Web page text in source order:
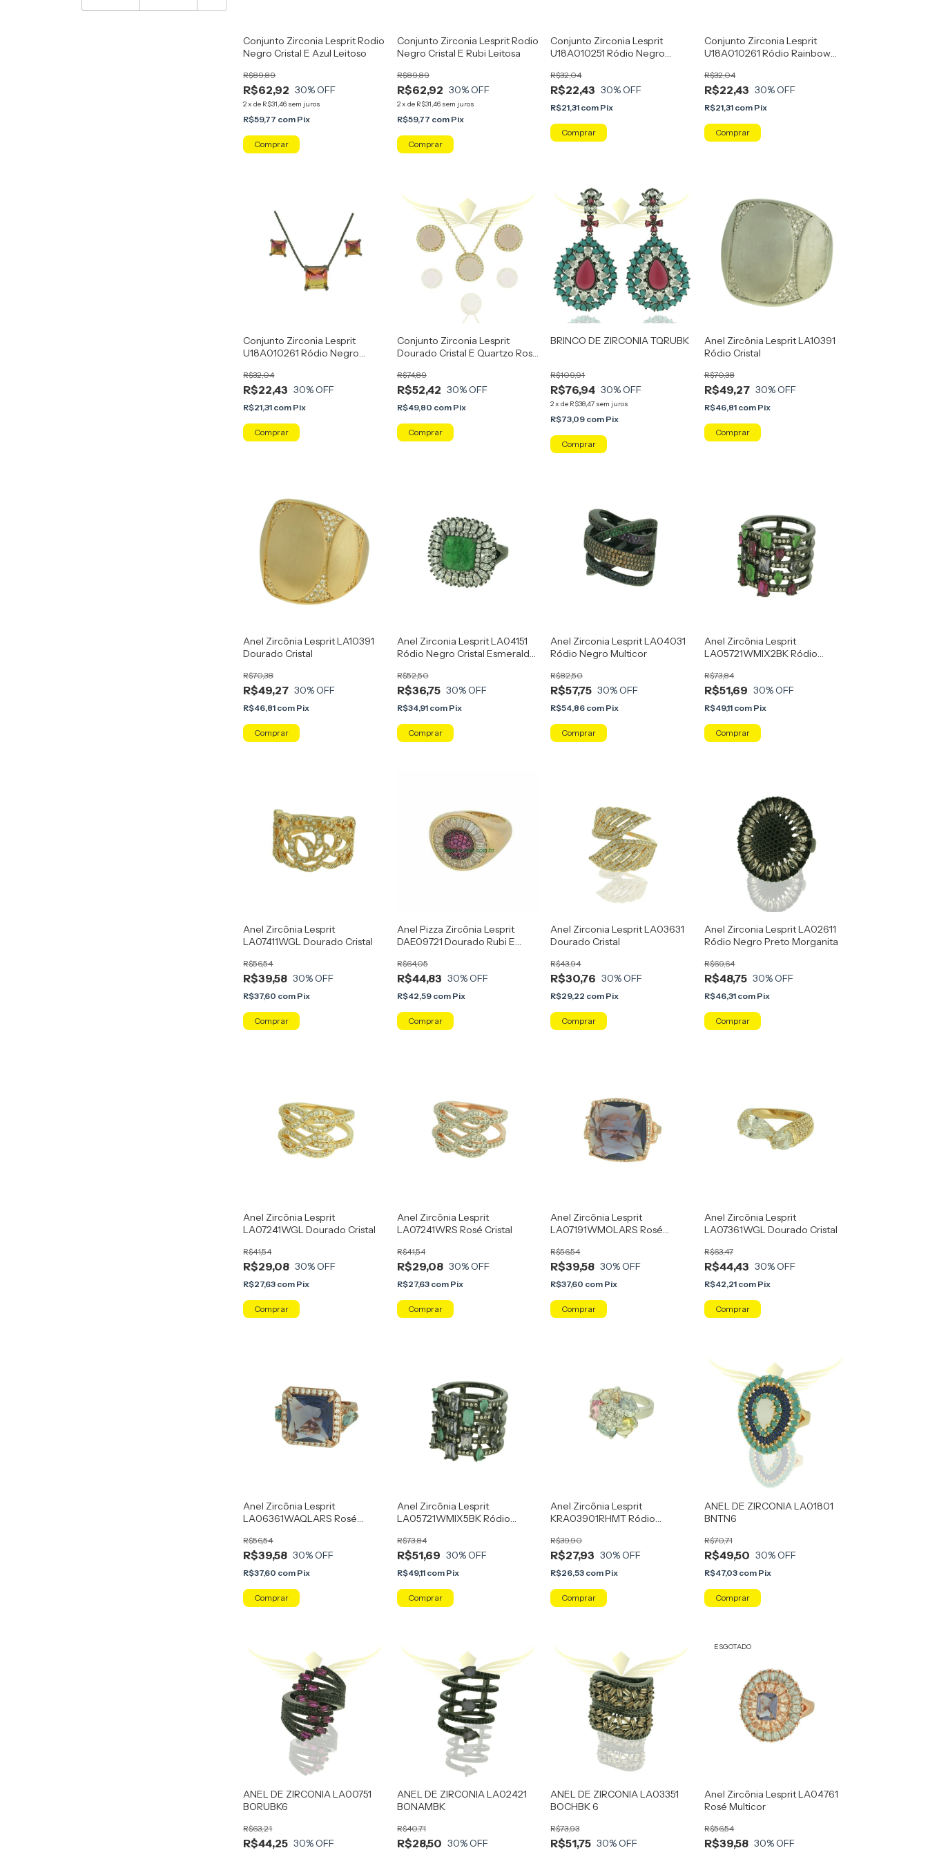
Conjunto Zirconia Lesprit Rodio
Negro Cristal E Azul Leitoso
R$62,92
R$89,89
30% OFF
2xde R$31,46 sem juros
R$59,77 com Pix
Conjunto Zirconia Lesprit Rodio
Negro Cristal E Rubi Leitosa
R$62,92
R$89,89
30% OFF
2x de R$31,46 sem juros
R$59,77 com Pix
Conjunto Zirconia Lesprit
U18A010251 Ródio Negro
R$22,43
R$32,04
30% OFF
R$21,31 com Pix
Conjunto Zirconia Lesprit
U18A010261 Ródio Rainbow
R$22,43
R$32,04
30% OFF
R$21,31 com Pix
Conjunto Zirconia Lesprit
U18A010261 Ródio Negro
R$22,43
R$32,04
30% OFF
R$21,31 com Pix
Conjunto Zirconia Lesprit
Dourado Cristal E Quartzo Rosa
R$52,42
R$74,89
30% OFF
R$49,80 com Pix
BRINCO DE ZIRCONIA TQRUBK
R$76,94
R$109,91
30% OFF
2xde R$38,47 sem juros
R$73,09 com Pix
Anel Zircônia Lesprit LA10391
Ródio Cristal
R$49,27
R$70,38
30% OFF
R$46,81 com Pix
Comprar
Anel Zircônia Lesprit LA10391
Dourado Cristal
R$49,27
R$70,38
30% OFF
R$46,81 com Pix
Comprar
Anel Zirconia Lesprit LA04151
Ródio Negro Cristal Esmeralda
R$36,75
R$52,50
30% OFF
R$34,91 com Pix
Comprar
Anel Zirconia Lesprit LA04031
Ródio Negro Multicor
R$57,75
R$82,50
30% OFF
R$54,86 com Pix
Comprar
Anel Zircônia Lesprit
LA05721WMIX2BK Ródio
R$51,69
R$73,84
30% OFF
R$49,11 com Pix
Comprar
Anel Zircônia Lesprit
LA07411WGL Dourado Cristal
R$39,58
R$56,54
30% OFF
R$37,60 com Pix
Comprar
Anel Pizza Zircônia Lesprit
DAE09721 Dourado Rubi E
R$44,83
R$64,05
30% OFF
R$42,59 com Pix
Comprar
Anel Zirconia Lesprit LA03631
Dourado Cristal
R$30,76
R$43,94
30% OFF
R$29,22 com Pix
Comprar
Anel Zirconia Lesprit LA02611
Ródio Negro Preto Morganita
R$48,75
R$69,64
30% OFF
R$46,31 com Pix
Comprar
Anel Zircônia Lesprit
LA07241WGL Dourado Cristal
R$29,08
R$41,54
30% OFF
R$27,63 com Pix
Comprar
Anel Zircônia Lesprit
LA07241WRS Rosé Cristal
R$29,08
R$41,54
30% OFF
R$27,63 com Pix
Comprar
Anel Zircônia Lesprit
LA07191WMOLARS Rosé
R$39,58
R$56,54
30% OFF
R$37,60 com Pix
Comprar
Anel Zircônia Lesprit
LA07361WGL Dourado Cristal
R$44,43
R$63,47
30% OFF
R$42,21 com Pix
Comprar
Anel Zircônia Lesprit
LA06361WAQLARS Rosé
R$39,58
R$56,54
30% OFF
R$37,60 com Pix
Comprar
Anel Zircônia Lesprit
LA05721WMIX5BK Ródio
R$51,69
R$73,84
30% OFF
R$49,11 com Pix
Comprar
Anel Zircônia Lesprit
KRA03901RHMT Ródio
R$27,93
R$39,90
30% OFF
R$26,53 com Pix
Comprar
ANEL DE ZIRCONIA LA01801
BNTN6
R$49,50
R$70,71
30% OFF
R$47,03 com Pix
Comprar
ANEL DE ZIRCONIA LA00751
BORUBK6
R$44,25
R$63,21
30% OFF
ANEL DE ZIRCONIA LA02421
BONAMBK
R$28,50
R$40,71
30% OFF
ANEL DE ZIRCONIA LA03351
BOCHBK 6
R$51,75
R$73,93
30% OFF
ESGOTADO
Anel Zircônia Lesprit LA04761
Rosé Multicor
R$39,58
R$56,54
30% OFF